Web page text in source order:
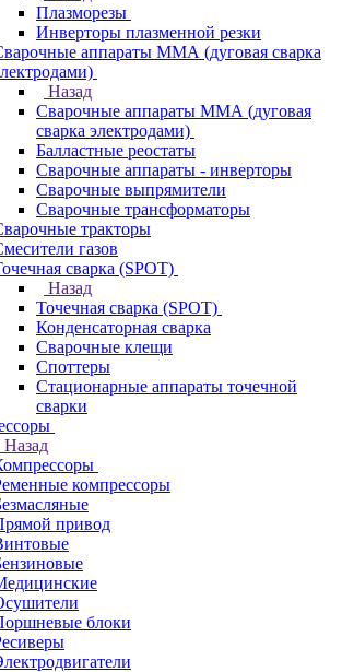
Плазморезы
Инверторы плазменной резки
аппараты ММА (дуговая сварка
Назад
Сварочные аппараты ММА (дуговая
сварка электродами)
Балластные реостаты
Сварочные аппараты - инверторы
Сварочные выпрямители
Сварочные трансформаторы
тракторы
газов
сварка (SPOT)
Назад
Точечная сварка (SPOT)
Конденсаторная сварка
Сварочные клещи
Споттеры
Стационарные аппараты точечной
сварки
Назад
компрессоры
привод
блоки